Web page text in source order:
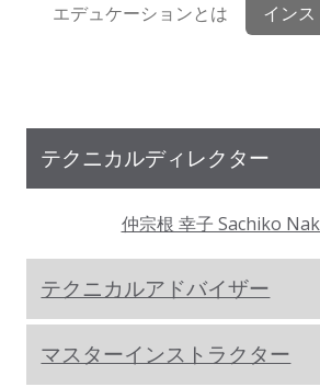
エデュケーションとは イン
テクニカルディレクター
仲宗根 幸子 Sachiko
テクニカルアドバイザー
マスターインストラクター